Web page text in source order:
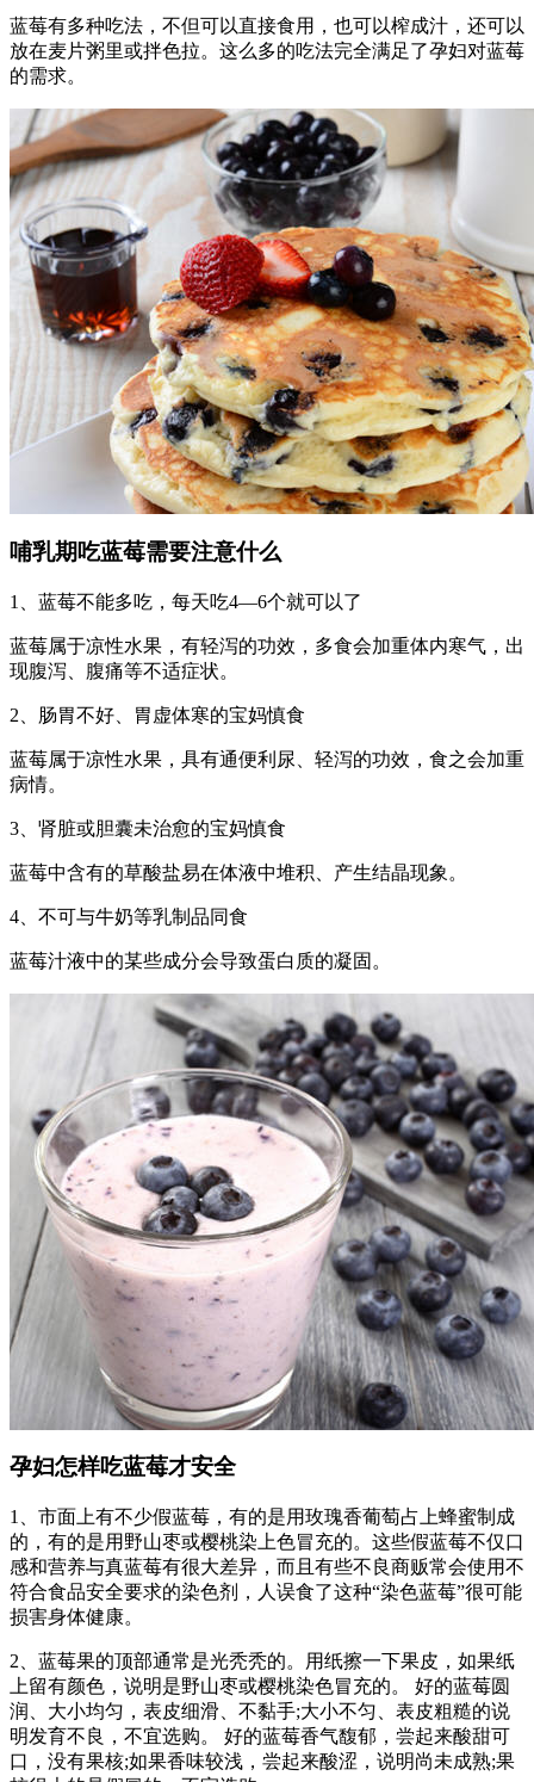
蓝莓有多种吃法，不但可以直接食用，也可以榨成汁，还可以
放在麦片粥里或拌色拉。这么多的吃法完全满足了孕妇对蓝莓
的需求。
哺乳期吃蓝莓需要注意什么
1、蓝莓不能多吃，每天吃4—6个就可以了
蓝莓属于凉性水果，有轻泻的功效，多食会加重体内寒气，出
现腹泻、腹痛等不适症状。
2、肠胃不好、胃虚体寒的宝妈慎食
蓝莓属于凉性水果，具有通便利尿、轻泻的功效，食之会加重
病情。
3、肾脏或胆囊未治愈的宝妈慎食
蓝莓中含有的草酸盐易在体液中堆积、产生结晶现象。
4、不可与牛奶等乳制品同食
蓝莓汁液中的某些成分会导致蛋白质的凝固。
孕妇怎样吃蓝莓才安全
1、市面上有不少假蓝莓，有的是用玫瑰香葡萄占上蜂蜜制成
的，有的是用野山枣或樱桃染上色冒充的。这些假蓝莓不仅口
感和营养与真蓝莓有很大差异，而且有些不良商贩常会使用不
符合食品安全要求的染色剂，人误食了这种“染色蓝莓”很可能
损害身体健康。
2、蓝莓果的顶部通常是光秃秃的。用纸擦一下果皮，如果纸
上留有颜色，说明是野山枣或樱桃染色冒充的。 好的蓝莓圆
润、大小均匀，表皮细滑、不黏手;大小不匀、表皮粗糙的说
明发育不良，不宜选购。 好的蓝莓香气馥郁，尝起来酸甜可
口，没有果核;如果香味较浅，尝起来酸涩，说明尚未成熟;果